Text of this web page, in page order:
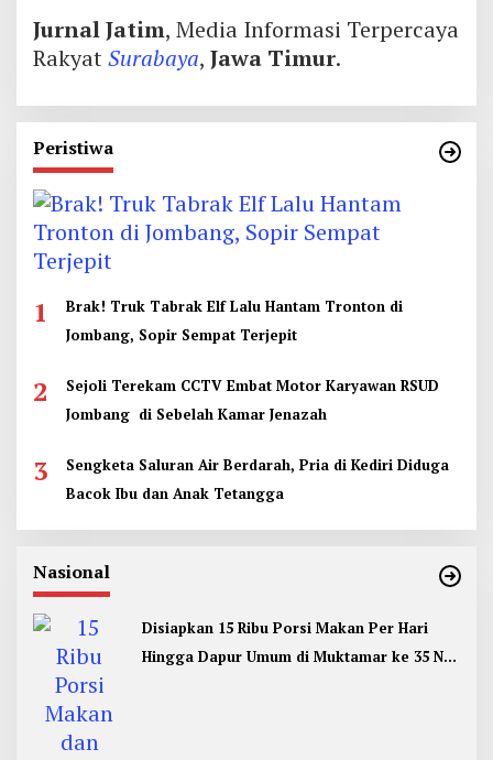
Jurnal Jatim, Media Informasi Terpercaya
RakyatSurabaya, Jawa Timur.
Peristiwa
1
Brak! Truk Tabrak Elf Lalu Hantam Tronton di
Jombang, Sopir Sempat Terjepit
2
Sejoli Terekam CCTV Embat Motor Karyawan RSUD
Jombang di Sebelah Kamar Jenazah
3
Sengketa Saluran Air Berdarah, Pria di Kediri Diduga
Bacok Ibu dan Anak Tetangga
Nasional
Disiapkan 15 Ribu Porsi Makan Per Hari
Hingga Dapur Umum di Muktamar ke 35 NU